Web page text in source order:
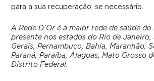
para a sua recuperação, se necessário.
A Rede D’Or é a maior rede de saúde do
presente nos estados do Rio de Janeiro,
Gerais, Pernambuco, Bahia, Maranhão,
Paraná, Paraíba, Alagoas, Mato Grosso
Distrito Federal.